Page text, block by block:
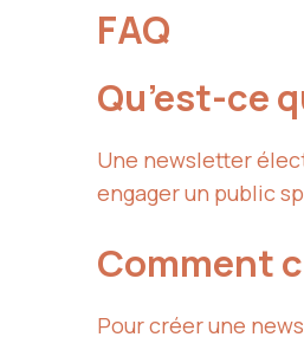
FAQ
Qu’est-ce
Une newsletter
engager un public
Comment
Pour créer une